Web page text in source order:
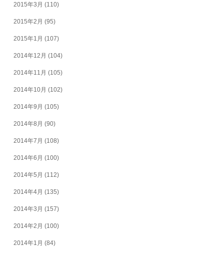
2015年3月 (110)
2015年2月 (95)
2015年1月 (107)
2014年12月 (104)
2014年11月 (105)
2014年10月 (102)
2014年9月 (105)
2014年8月 (90)
2014年7月 (108)
2014年6月 (100)
2014年5月 (112)
2014年4月 (135)
2014年3月 (157)
2014年2月 (100)
2014年1月 (84)